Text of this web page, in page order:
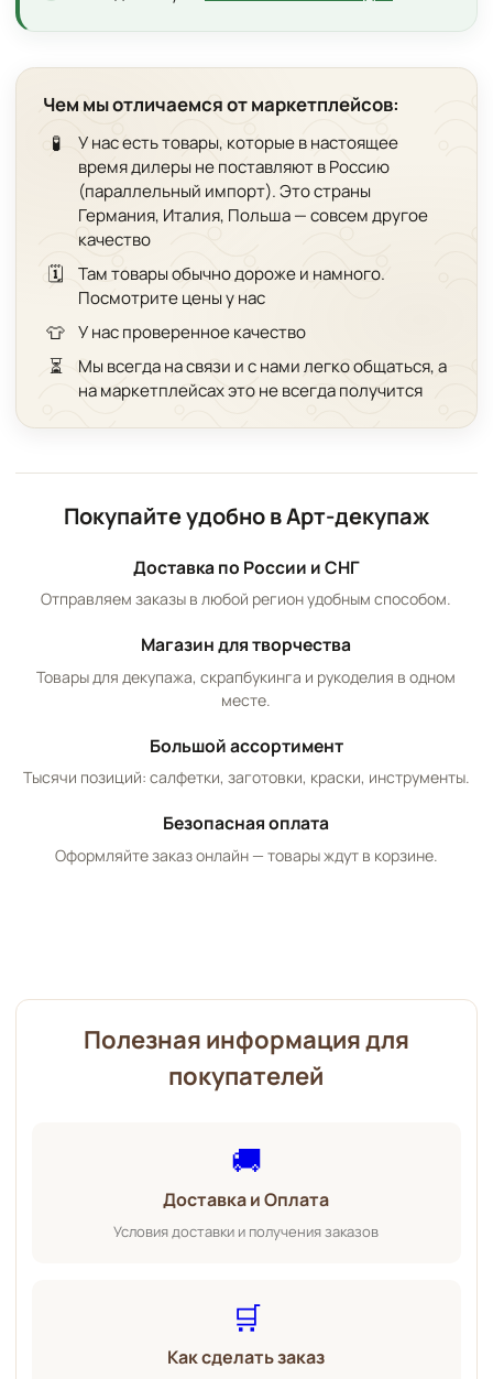
Чем мы отличаемся от маркетплейсов:
🧪
У нас есть товары, которые в настоящее
время дилеры не поставляют в Россию
(параллельный импорт). Это страны
Германия, Италия, Польша — совсем другое
качество
🗓️
Там товары обычно дороже и намного.
Посмотрите цены у нас
👕 У нас проверенное качество
⏳
Мы всегда на связи и с нами легко общаться, а
на маркетплейсах это не всегда получится
Покупайте удобно в Арт-декупаж
Доставка по России и СНГ
Отправляем заказы в любой регион удобным способом.
Магазин для творчества
Товары для декупажа, скрапбукинга и рукоделия в одном
месте.
Большой ассортимент
Тысячи позиций: салфетки, заготовки, краски, инструменты.
Безопасная оплата
Оформляйте заказ онлайн — товары ждут в корзине.
Полезная информация для
покупателей
🚚
Доставка и Оплата
Условия доставки и получения заказов
🛒
Как сделать заказ